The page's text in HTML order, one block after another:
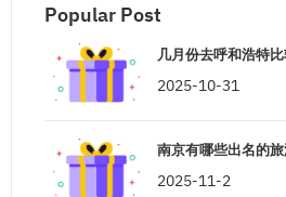
Popular Post
几月份去呼和浩特
2025-10-31
南京有哪些出名的
2025-11-2